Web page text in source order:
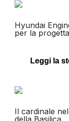
Hyundai
per la
Leggi la
Il cardinale
della Basilica